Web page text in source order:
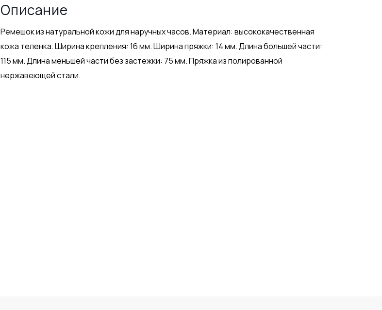
Описание
Ремешок из натуральной кожи для наручных часов. Материал: высококачественная
кожа теленка. Ширина крепления: 16 мм. Ширина пряжки: 14 мм. Длина большей части:
115 мм. Длина меньшей части без застежки: 75 мм. Пряжка из полированной
нержавеющей стали.